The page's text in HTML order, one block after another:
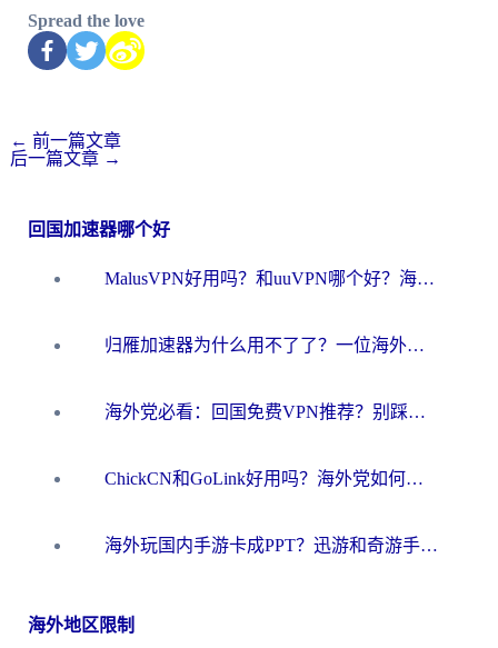
Spread the love
← 前一篇文章
后一篇文章 →
回国加速器哪个好
MalusVPN好用吗？和uuVPN哪个好？海外党无缝访问国内资源的真实对比与选择指南
归雁加速器为什么用不了了？一位海外游子的真实困惑与技术解答
海外党必看：回国免费VPN推荐？别踩坑！教你选对加速器无缝刷国内资源
ChickCN和GoLink好用吗？海外党如何选对回国加速器
海外玩国内手游卡成PPT？迅游和奇游手游哪个好？一篇讲透回国加速器怎么选
海外地区限制